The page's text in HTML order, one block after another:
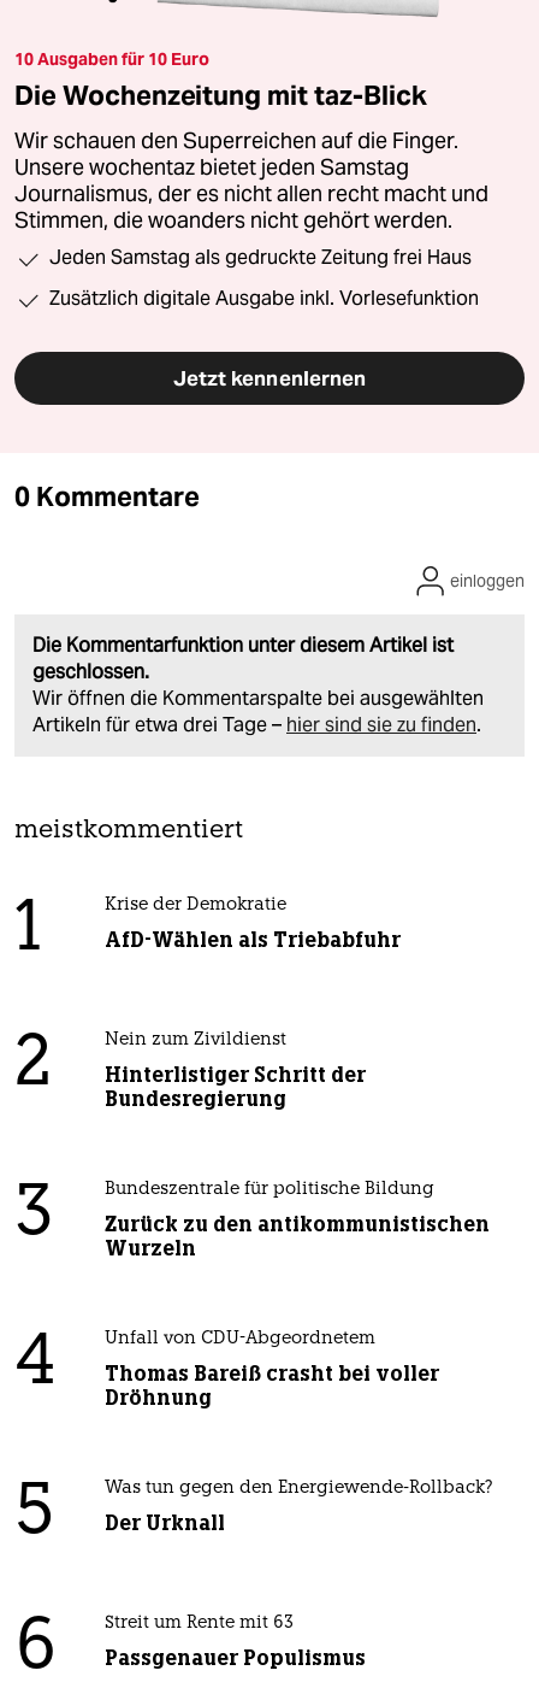
10 Ausgaben für 10 Euro
Die Wochenzeitung mit taz-Blick
Wir schauen den Superreichen auf die Finger.
Unsere wochentaz bietet jeden Samstag
Journalismus, der es nicht allen recht macht und
Stimmen, die woanders nicht gehört werden.
Jeden Samstag als gedruckte Zeitung frei Haus
Zusätzlich digitale Ausgabe inkl. Vorlesefunktion
Jetzt kennenlernen
0 Kommentare
Die Kommentarfunktion unter diesem Artikel ist
geschlossen.
Wir öffnen die Kommentarspalte bei ausgewählten
Artikeln für etwa drei Tage – hier sind sie zu finden.
einloggen
meistkommentiert
1 Krise der Demokratie
AfD-Wählen als Triebabfuhr
2 Nein zum Zivildienst
Hinterlistiger Schritt der
Bundesregierung
3 Bundeszentrale für politische Bildung
Zurück zu den antikommunistischen
Wurzeln
4 Unfall von CDU-Abgeordnetem
Thomas Bareiß crasht bei voller
Dröhnung
5 Was tun gegen den Energiewende-Rollback?
Der Urknall
6 Streit um Rente mit 63
Passgenauer Populismus